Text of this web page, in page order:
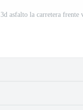
3d asfalto la carretera frente